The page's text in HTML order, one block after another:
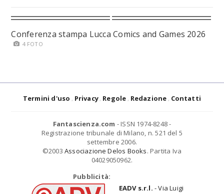
Conferenza stampa Lucca Comics and Games 2026
4 FOTO
Termini d'uso Privacy Regole Redazione Contatti
Fantascienza.com - ISSN 1974-8248 -
Registrazione tribunale di Milano, n. 521 del 5
settembre 2006.
©2003 Associazione Delos Books. Partita Iva
04029050962.
Pubblicità:
EADV s.r.l. - Via Luigi